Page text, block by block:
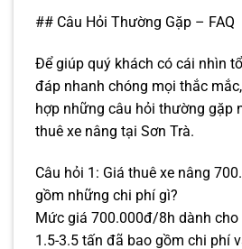
## Câu Hỏi Thường Gặp – FAQ
Để giúp quý khách có cái nhìn
đáp nhanh chóng mọi thắc
hợp những câu hỏi thường gặp
thuê xe nâng tại Sơn Trà.
Câu hỏi 1: Giá thuê xe nâng
gồm những chi phí gì?
Mức giá 700.000đ/8h dành cho
1.5-3.5 tấn đã bao gồm chi phí